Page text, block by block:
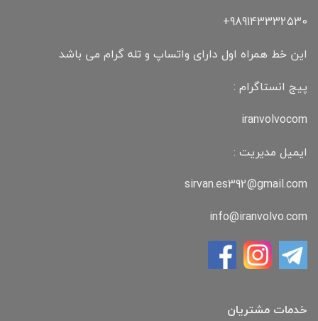
989143332530+
این خط همراه اول دارای واتساپ و تله گرام می باشد
پیج انستاگرام :
iranvolvocom
ایمیل مدیریت :
sirvan.es392@gmail.com
info@iranvolvo.com
خدمات مشتریان